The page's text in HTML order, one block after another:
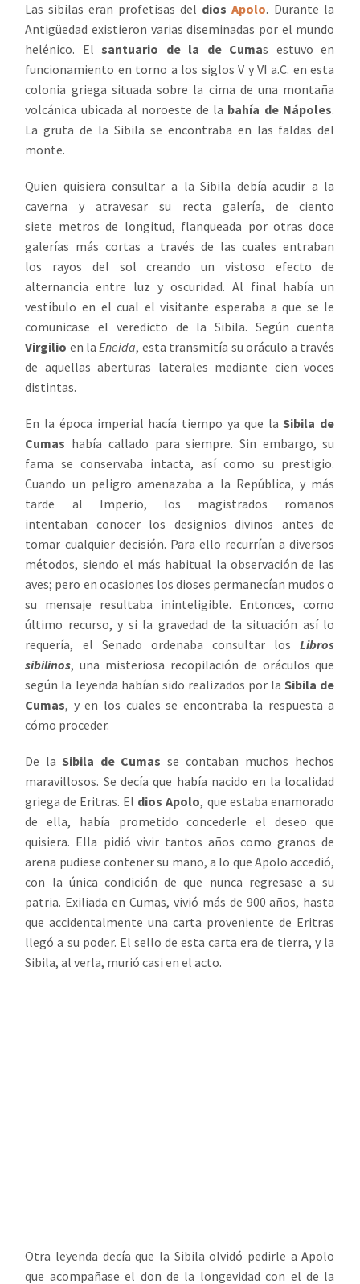
Las sibilas eran profetisas del diosApolo. Durante la
Antigüedad existieron varias diseminadas por el mundo
helénico. Elsantuario de la de Cumas estuvo en
funcionamiento en torno a los siglos V y VI a.C. en esta
colonia griega situada sobre la cima de una montaña
volcánica ubicada al noroeste de la bahía de Nápoles.
La gruta de la Sibila se encontraba en las faldas del
monte.
Quien quisiera consultar a la Sibila debía acudir a la
caverna y atravesar su recta galería, de ciento
siete metros de longitud, flanqueada por otras doce
galerías más cortas a través de las cuales entraban
los rayos del sol creando un vistoso efecto de
alternancia entre luz y oscuridad. Al final había un
vestíbulo en el cual el visitante esperaba a que se le
comunicase el veredicto de la Sibila. Según cuenta
Virgilio en laEneida, esta transmitía su oráculo a través
de aquellas aberturas laterales mediante cien voces
distintas.
En la época imperial hacía tiempo ya que laSibila de
Cumas había callado para siempre. Sin embargo, su
fama se conservaba intacta, así como su prestigio.
Cuando un peligro amenazaba a la República, y más
tarde al Imperio, los magistrados romanos
intentaban conocer los designios divinos antes de
tomar cualquier decisión. Para ello recurrían a diversos
métodos, siendo el más habitual la observación de las
aves; pero en ocasiones los dioses permanecían mudos o
su mensaje resultaba ininteligible. Entonces, como
último recurso, y si la gravedad de la situación así lo
requería, el Senado ordenaba consultar losLibros
sibilinos, una misteriosa recopilación de oráculos que
según la leyenda habían sido realizados por laSibila de
Cumas, y en los cuales se encontraba la respuesta a
cómo proceder.
De laSibila de Cumas se contaban muchos hechos
maravillosos. Se decía que había nacido en la localidad
griega de Eritras. El dios Apolo, que estaba enamorado
de ella, había prometido concederle el deseo que
quisiera. Ella pidió vivir tantos años como granos de
arena pudiese contener su mano, a lo que Apolo accedió,
con la única condición de que nunca regresase a su
patria. Exiliada en Cumas, vivió más de 900 años, hasta
que accidentalmente una carta proveniente de Eritras
llegó a su poder. El sello de esta carta era de tierra, y la
Sibila, al verla, murió casi en el acto.
Otra leyenda decía que la Sibila olvidó pedirle a Apolo
que acompañase el don de la longevidad con el de la